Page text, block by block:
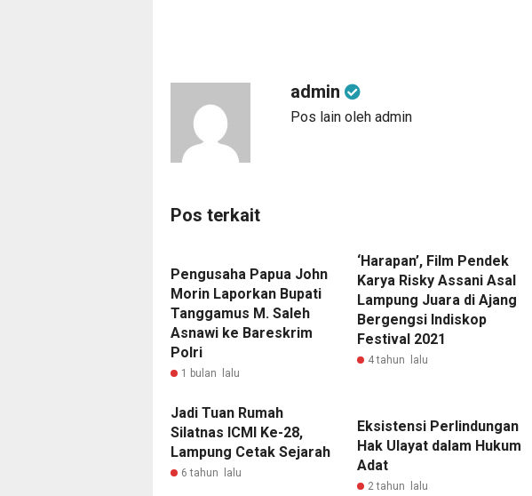
admin
Pos lain oleh admin
Pos terkait
Pengusaha Papua John
Morin Laporkan Bupati
Tanggamus M. Saleh
Asnawi ke Bareskrim
Polri
1 bulan lalu
‘Harapan’, Film Pendek
Karya Risky Assani Asal
Lampung Juara di Ajang
Bergengsi Indiskop
Festival 2021
4 tahun lalu
Jadi Tuan Rumah
Silatnas ICMI Ke-28,
Lampung Cetak Sejarah
6 tahun lalu
Eksistensi Perlindungan
Hak Ulayat dalam Hukum
Adat
2 tahun lalu